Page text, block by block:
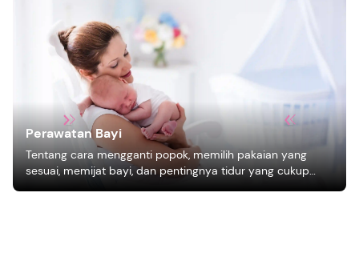
Perawatan Bayi
Tentang cara mengganti popok, memilih pakaian yang
sesuai, memijat bayi, dan pentingnya tidur yang cukup
bagi pertumbuhan bayi.